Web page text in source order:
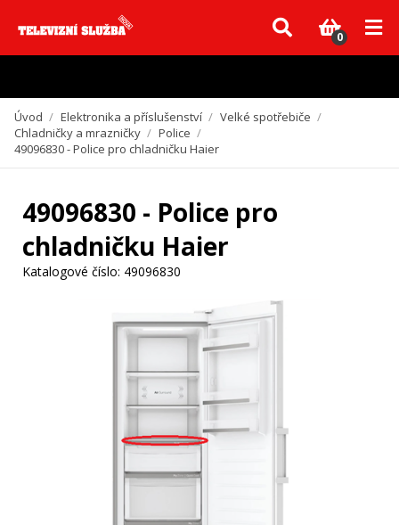
Vzhledem k aktuální situaci se může dodání dílů, které nejsou skladem,
zpozdit. Děkujeme za pochopení.
0
Úvod / Elektronika a příslušenství / Velké spotřebiče /
Chladničky a mrazničky / Police /
49096830 - Police pro chladničku Haier
49096830 - Police pro
chladničku Haier
Katalogové číslo: 49096830